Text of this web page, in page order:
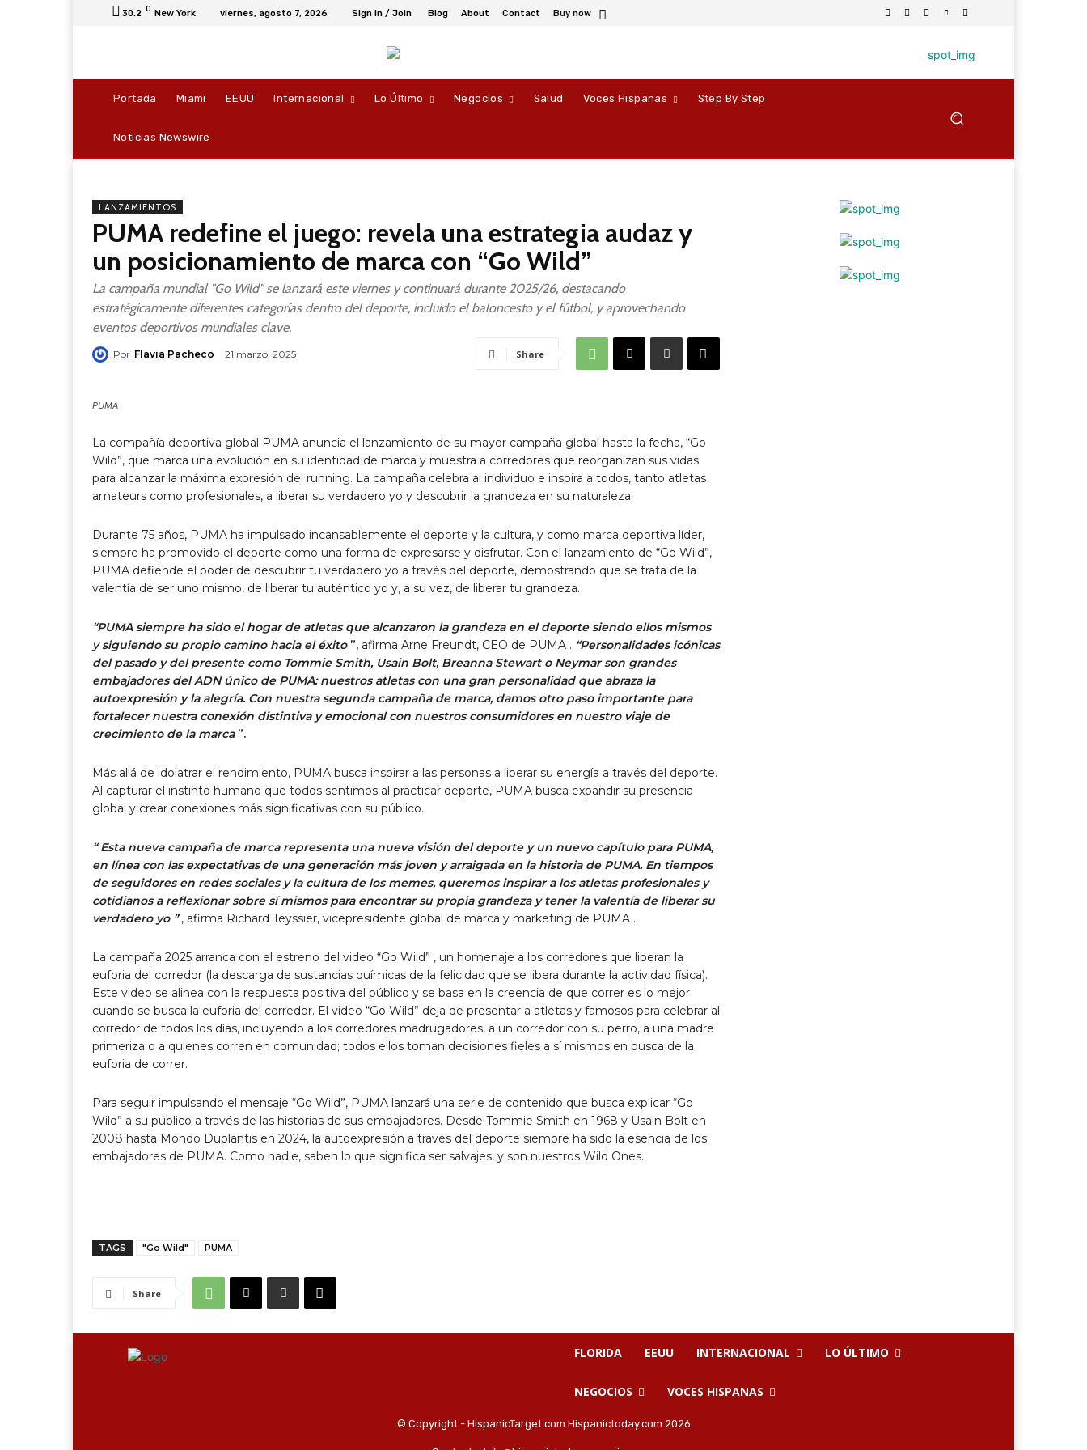
30.2 C New York viernes, agosto 7, 2026 Sign in / Join Blog About Contact Buy now
Portada Miami EEUU Internacional Lo Último Negocios Salud Voces Hispanas Step By Step
Noticias Newswire
LANZAMIENTOS
PUMA redefine el juego: revela una estrategia audaz y
un posicionamiento de marca con “Go Wild”
La campaña mundial "Go Wild" se lanzará este viernes y continuará durante 2025/26, destacando
estratégicamente diferentes categorías dentro del deporte, incluido el baloncesto y el fútbol, ​​y aprovechando
eventos deportivos mundiales clave.
Por Flavia Pacheco 21 marzo, 2025 Share
PUMA
La compañía deportiva global PUMA anuncia el lanzamiento de su mayor campaña global hasta la fecha, “Go
Wild”, que marca una evolución en su identidad de marca y muestra a corredores que reorganizan sus vidas
para alcanzar la máxima expresión del running. La campaña celebra al individuo e inspira a todos, tanto atletas
amateurs como profesionales, a liberar su verdadero yo y descubrir la grandeza en su naturaleza.
Durante 75 años, PUMA ha impulsado incansablemente el deporte y la cultura, y como marca deportiva líder,
siempre ha promovido el deporte como una forma de expresarse y disfrutar. Con el lanzamiento de “Go Wild”,
PUMA defiende el poder de descubrir tu verdadero yo a través del deporte, demostrando que se trata de la
valentía de ser uno mismo, de liberar tu auténtico yo y, a su vez, de liberar tu grandeza.
“PUMA siempre ha sido el hogar de atletas que alcanzaron la grandeza en el deporte siendo ellos mismos
y siguiendo su propio camino hacia el éxito”, afirma Arne Freundt, CEO de PUMA . “Personalidades icónicas
del pasado y del presente como Tommie Smith, Usain Bolt, Breanna Stewart o Neymar son grandes
embajadores del ADN único de PUMA: nuestros atletas con una gran personalidad que abraza la
autoexpresión y la alegría. Con nuestra segunda campaña de marca, damos otro paso importante para
fortalecer nuestra conexión distintiva y emocional con nuestros consumidores en nuestro viaje de
crecimiento de la marca”.
Más allá de idolatrar el rendimiento, PUMA busca inspirar a las personas a liberar su energía a través del deporte.
Al capturar el instinto humano que todos sentimos al practicar deporte, PUMA busca expandir su presencia
global y crear conexiones más significativas con su público.
“ Esta nueva campaña de marca representa una nueva visión del deporte y un nuevo capítulo para PUMA,
en línea con las expectativas de una generación más joven y arraigada en la historia de PUMA. En tiempos
de seguidores en redes sociales y la cultura de los memes, queremos inspirar a los atletas profesionales y
cotidianos a reflexionar sobre sí mismos para encontrar su propia grandeza y tener la valentía de liberar su
verdadero yo ” , afirma Richard Teyssier, vicepresidente global de marca y marketing de PUMA .
La campaña 2025 arranca con el estreno del video “Go Wild” , un homenaje a los corredores que liberan la
euforia del corredor (la descarga de sustancias químicas de la felicidad que se libera durante la actividad física).
Este video se alinea con la respuesta positiva del público y se basa en la creencia de que correr es lo mejor
cuando se busca la euforia del corredor. El video “Go Wild” deja de presentar a atletas y famosos para celebrar al
corredor de todos los días, incluyendo a los corredores madrugadores, a un corredor con su perro, a una madre
primeriza o a quienes corren en comunidad; todos ellos toman decisiones fieles a sí mismos en busca de la
euforia de correr.
Para seguir impulsando el mensaje “Go Wild”, PUMA lanzará una serie de contenido que busca explicar “Go
Wild” a su público a través de las historias de sus embajadores. Desde Tommie Smith en 1968 y Usain Bolt en
2008 hasta Mondo Duplantis en 2024, la autoexpresión a través del deporte siempre ha sido la esencia de los
embajadores de PUMA. Como nadie, saben lo que significa ser salvajes, y son nuestros Wild Ones.
TAGS "Go Wild" PUMA
Share
FLORIDA EEUU INTERNACIONAL LO ÚLTIMO
NEGOCIOS VOCES HISPANAS
© Copyright - HispanicTarget.com Hispanictoday.com 2026